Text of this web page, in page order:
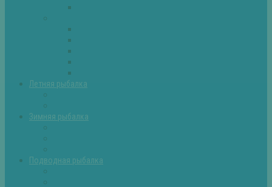
Летняя рыбалка
Зимняя рыбалка
Подводная рыбалка